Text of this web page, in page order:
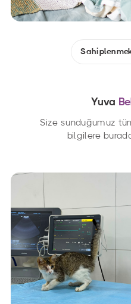
Yuva
Size sunduğumuz
bilgilere